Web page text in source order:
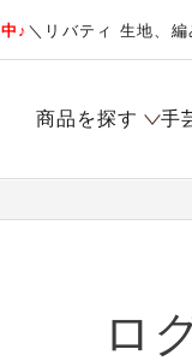
♪＼リバティ 生地、
商品を探す 手
ロ